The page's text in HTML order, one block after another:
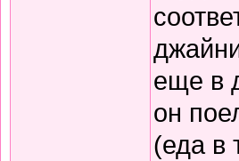
еще в
он
(еда в